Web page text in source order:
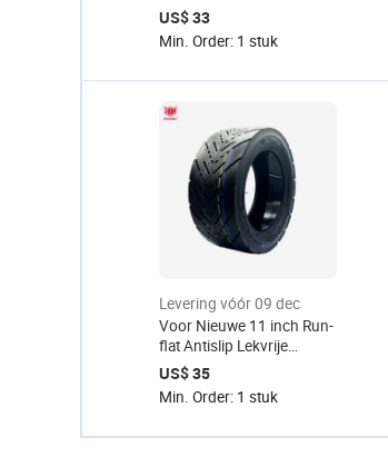
eenvoudig te installeren
voedingsadapter ZT301
oplader voor Ninebot
US$ 33
Min. Order: 1 stuk
Levering vóór 09 dec
Voor Nieuwe 11 inch Run-
flat Antislip Lekvrije
Tubeless Band Wolf
Warrior 11 King + Wolf
King GT Elektrische
US$ 35
Min. Order: 1 stuk